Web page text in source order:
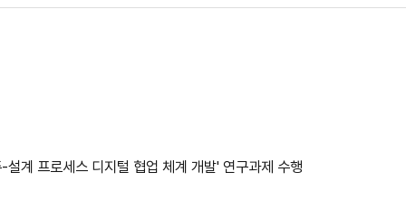
계 프로세스 디지털 협업 체계 개발' 연구과제 수행